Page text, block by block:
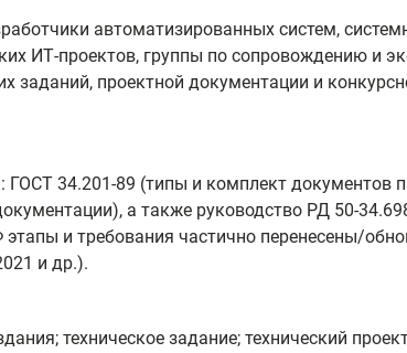
автоматизированных систем,
ИТ‑проектов, группы по сопровождению и
заданий, проектной документации и
34.201-89 (типы и комплект документов
а также руководство РД
и требования частично перенесены/
и др.).
техническое задание; технический